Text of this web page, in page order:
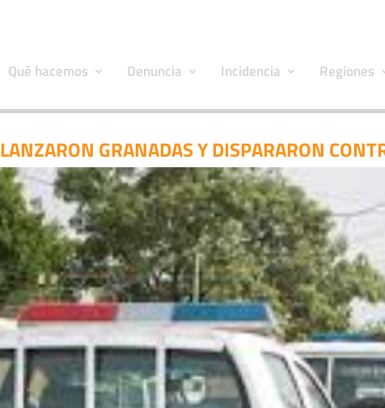
Qué hacemos Denuncia Incidencia Regiones
LANZARON GRANADAS Y DISPARARON